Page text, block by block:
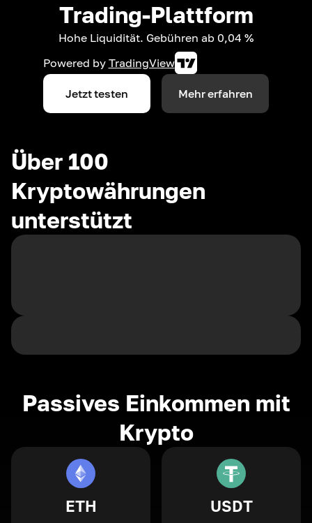
Trading-Plattform
Hohe Liquidität. Gebühren ab 0,04 %
Powered by TradingView
Jetzt testen Mehr erfahren
Über 100
Kryptowährungen
unterstützt
Passives Einkommen mit
Krypto
ETH USDT